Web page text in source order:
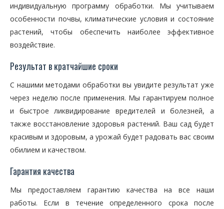
индивидуальную программу обработки. Мы учитываем
особенности почвы, климатические условия и состояние
растений, чтобы обеспечить наиболее эффективное
воздействие.
Результат в кратчайшие сроки
С нашими методами обработки вы увидите результат уже
через неделю после применения. Мы гарантируем полное
и быстрое ликвидирование вредителей и болезней, а
также восстановление здоровья растений. Ваш сад будет
красивым и здоровым, а урожай будет радовать вас своим
обилием и качеством.
Гарантия качества
Мы предоставляем гарантию качества на все наши
работы. Если в течение определенного срока после